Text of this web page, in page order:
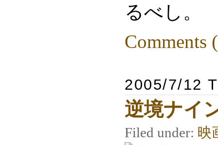
るべし。
Comments
2005/7/12
逆境ナイ
Filed under: 映